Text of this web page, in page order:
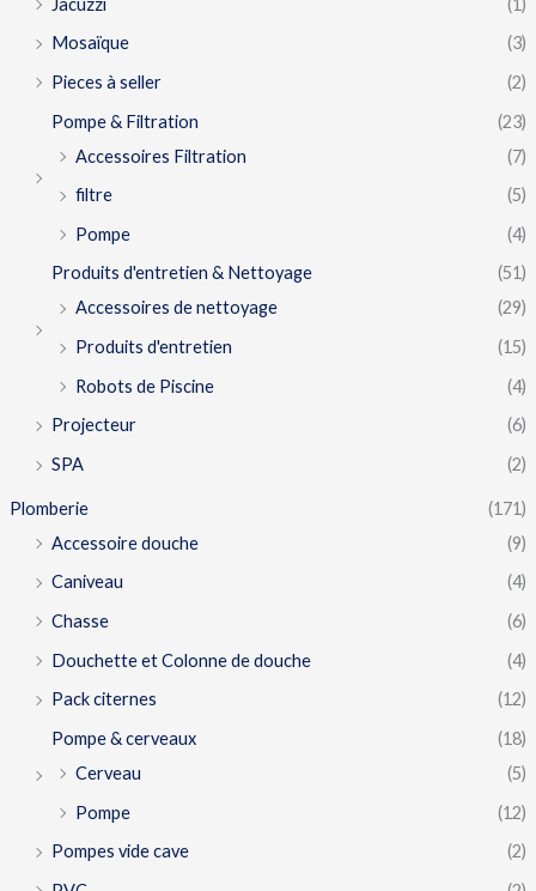
Mosaïque
(3)
Pieces à seller
(2)
Pompe & Filtration
(23)
Accessoires Filtration
(7)
filtre
(5)
Pompe
(4)
Produits d'entretien & Nettoyage
(51)
Accessoires de nettoyage
(29)
Produits d'entretien
(15)
Robots de Piscine
(4)
Projecteur
(6)
SPA
(2)
Plomberie
(171)
Accessoire douche
(9)
Caniveau
(4)
Chasse
(6)
Douchette et Colonne de douche
(4)
Pack citernes
(12)
Pompe & cerveaux
(18)
Cerveau
(5)
Pompe
(12)
Pompes vide cave
(2)